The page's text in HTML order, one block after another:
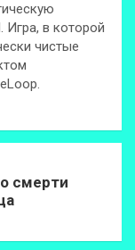
Игра, в которой
чистые
смерти